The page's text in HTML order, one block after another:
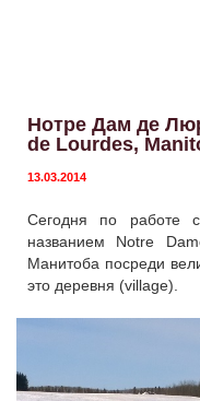
Нотре Дам де
de Lourdes,
13.03.2014
Сегодня по работе
названием Notre
Манитоба посреди
это деревня (village).